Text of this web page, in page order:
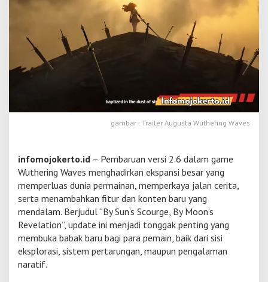
g
W
.
e
b
t
A
u
g
s
gambar : Trailer Augusta Wuthering Waves
infomojokerto.id – Pembaruan versi 2.6 dalam game
Wuthering Waves menghadirkan ekspansi besar yang
memperluas dunia permainan, memperkaya jalan cerita,
serta menambahkan fitur dan konten baru yang
mendalam. Berjudul “By Sun’s Scourge, By Moon’s
Revelation”, update ini menjadi tonggak penting yang
membuka babak baru bagi para pemain, baik dari sisi
eksplorasi, sistem pertarungan, maupun pengalaman
naratif.